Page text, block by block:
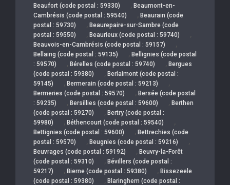
Beaufort (code postal : 59330) , Beaumont-en-
Cambrésis (code postal : 59540)
, Beaurain (code
postal : 59730)
, Beaurepaire-sur-Sambre (code
postal : 59550)
, Beaurieux (code postal : 59740) ,
Beauvois-en-Cambrésis (code postal : 59157) ,
Bellaing (code postal : 59135) , Bellignies (code postal
: 59570)
, Bérelles (code postal : 59740) , Bergues
(code postal : 59380)
, Berlaimont (code postal :
59145)
, Bermerain (code postal : 59213) ,
Bermeries (code postal : 59570) , Bersée (code postal
: 59235)
, Bersillies (code postal : 59600) , Berthen
(code postal : 59270)
, Bertry (code postal :
59980)
, Béthencourt (code postal : 59540) ,
Bettignies (code postal : 59600) , Bettrechies (code
postal : 59570)
, Beugnies (code postal : 59216) ,
Beuvrages (code postal : 59192) , Beuvry-la-Forêt
(code postal : 59310)
, Bévillers (code postal :
59217)
, Bierne (code postal : 59380) , Bissezeele
(code postal : 59380)
, Blaringhem (code postal :